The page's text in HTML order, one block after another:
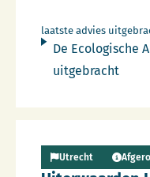
laatste advies
De Ecologische
uitgebracht
Utrecht